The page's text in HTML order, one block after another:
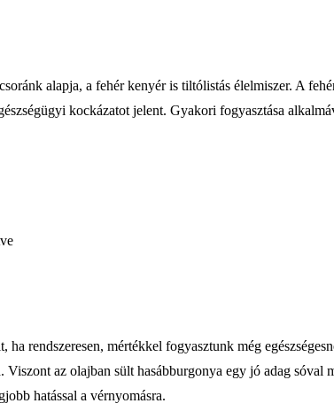
alapja, a fehér kenyér is tiltólistás élelmiszer. A
kockázatot jelent. Gyakori fogyasztása
rendszeresen, mértékkel fogyasztunk még
az olajban sült hasábburgonya egy jó adag sóval
hatással a vérnyomásra.